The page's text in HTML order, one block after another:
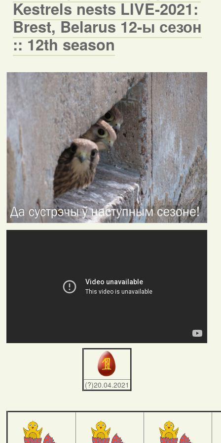
Kestrels nests LIVE-2021:
Brest, Belarus 12-ы сезон
:: 12th season
(?)20.04.2021